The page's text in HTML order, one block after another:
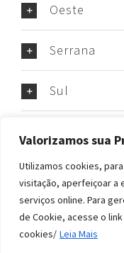
Valorizamos sua
Utilizamos cookies,
visitação, aperfeiçoar a
serviços online. Para
de Cookie, acesse o
cookies/ Leia Mais
Oeste
Serrana
Sul
© Todos os